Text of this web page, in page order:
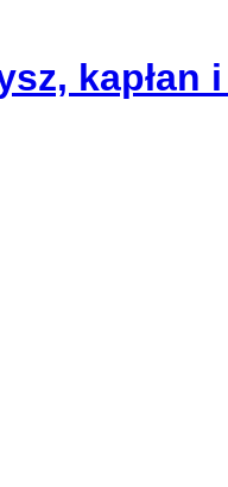
kapłan